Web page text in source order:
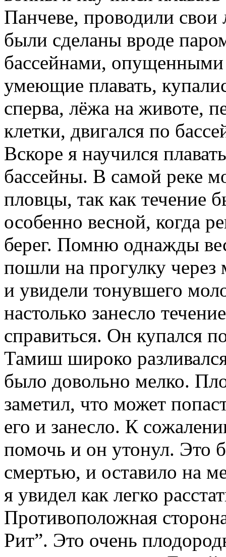
Панчеве, проводили
были сделаны вроде
бассейнами,
умеющие плавать,
сперва, лёжа на животе,
клетки, двигался по
Вскоре я научился
бассейны. В самой реке
пловцы, так как течение
особенно весной, когда
берег. Помню однажды
пошли на прогулку
и увидели тонувшего
настолько занесло
справиться. Oн купался
Тамиш широко
было довольно мелко.
заметил, что может
его и занесло. К
помочь и он утонул. Это
смертью, и оставило на
я увидел как легко
Противоположная
Рит”. Это очень